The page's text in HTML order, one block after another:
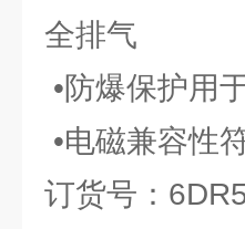
全排气
•防爆保护用
•电磁兼容性
订货号：